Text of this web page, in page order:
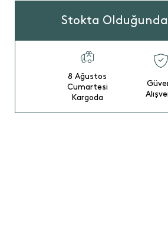
Stokta
8 Ağustos
Cumartesi
Kargoda